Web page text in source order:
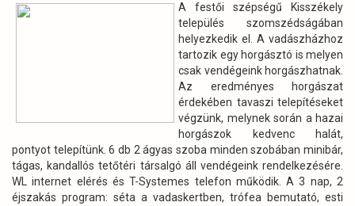
A festői szépségű Kisszékely
település szomszédságában
helyezkedik el. A vadászházhoz
tartozik egy horgásztó is melyen
csak vendégeink horgászhatnak.
Az eredményes horgászat
érdekében tavaszi telepítéseket
végzünk, melynek során a hazai
horgászok kedvenc halát,
pontyot telepítünk. 6 db 2 ágyas szoba minden szobában minibár,
tágas, kandallós tetőtéri társalgó áll vendégeink rendelkezésére.
WL internet elérés és T-Systemes telefon működik. A 3 nap, 2
éjszakás program: séta a vadaskertben, trófea bemutató, esti